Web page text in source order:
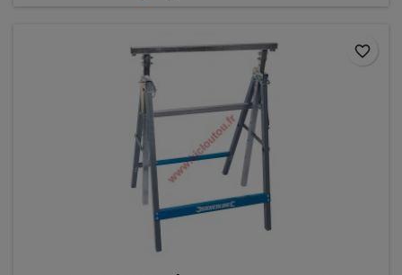
favorite_border